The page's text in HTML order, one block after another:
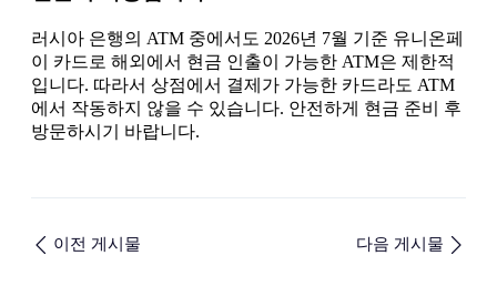
러시아 은행의 ATM 중에서도 2026년 7월 기준 유니온페
이 카드로 해외에서 현금 인출이 가능한 ATM은 제한적
입니다. 따라서 상점에서 결제가 가능한 카드라도 ATM
에서 작동하지 않을 수 있습니다. 안전하게 현금 준비 후
방문하시기 바랍니다.
이전 게시물 다음 게시물